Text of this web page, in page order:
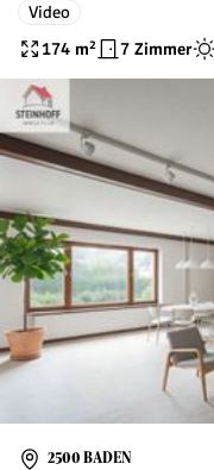
Weinbergen
Video
174 m² 7 Zimmer
2500 BADEN